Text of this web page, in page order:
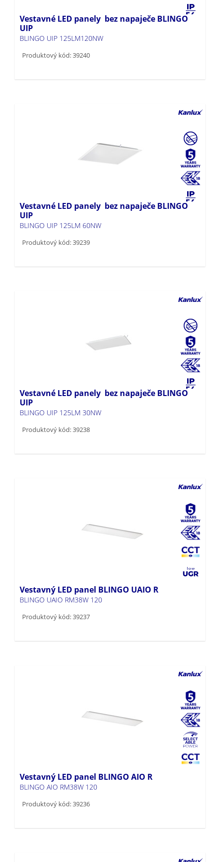
Vestavné LED panely bez napaječe BLINGO
UIP
BLINGO UIP 125LM120NW
Produktový kód: 39240
Vestavné LED panely bez napaječe BLINGO
UIP
BLINGO UIP 125LM 60NW
Produktový kód: 39239
Vestavné LED panely bez napaječe BLINGO
UIP
BLINGO UIP 125LM 30NW
Produktový kód: 39238
Vestavný LED panel BLINGO UAIO R
BLINGO UAIO RM38W 120
Produktový kód: 39237
Vestavný LED panel BLINGO AIO R
BLINGO AIO RM38W 120
Produktový kód: 39236